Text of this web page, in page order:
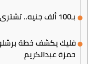
بـ100 ألف جنيه.. تشتري كام جرام ذهب من كل عيار اليوم؟
فليك يكشف خطة
حمزة عبدالكريم